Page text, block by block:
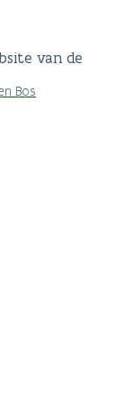
van de
Bos